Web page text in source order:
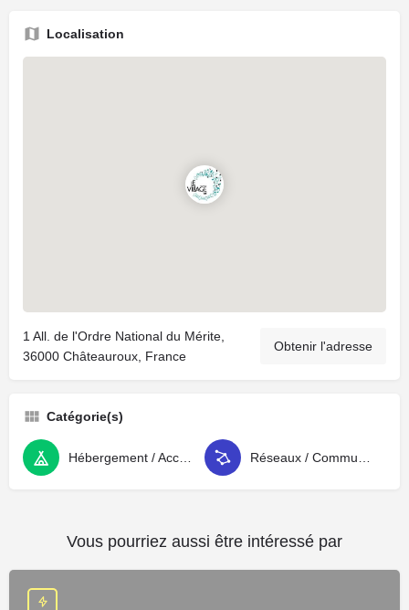
Localisation
1 All. de l'Ordre National du Mérite,
36000 Châteauroux, France
Obtenir l'adresse
Catégorie(s)
Vous pourriez aussi être intéressé par